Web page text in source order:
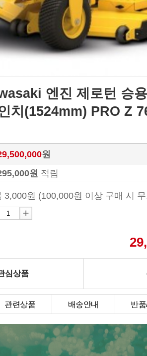
엔진 제로턴 승
치(1524mm) PRO Z
원
원 적립
3,000원 (100,000원 이상 구매 시
심상품
관련상품 배송안내 반